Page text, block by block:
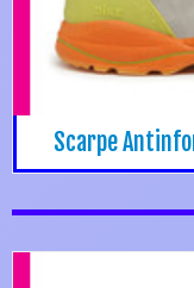
Scarpe